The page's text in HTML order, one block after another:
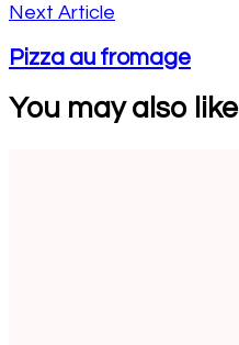
Next Article
Pizza au fromage
You may also like